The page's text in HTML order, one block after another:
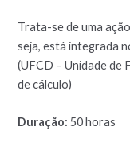
Trata-se de uma
seja, está integrada
(UFCD – Unidade de
de cálculo)
Duração: 50 horas